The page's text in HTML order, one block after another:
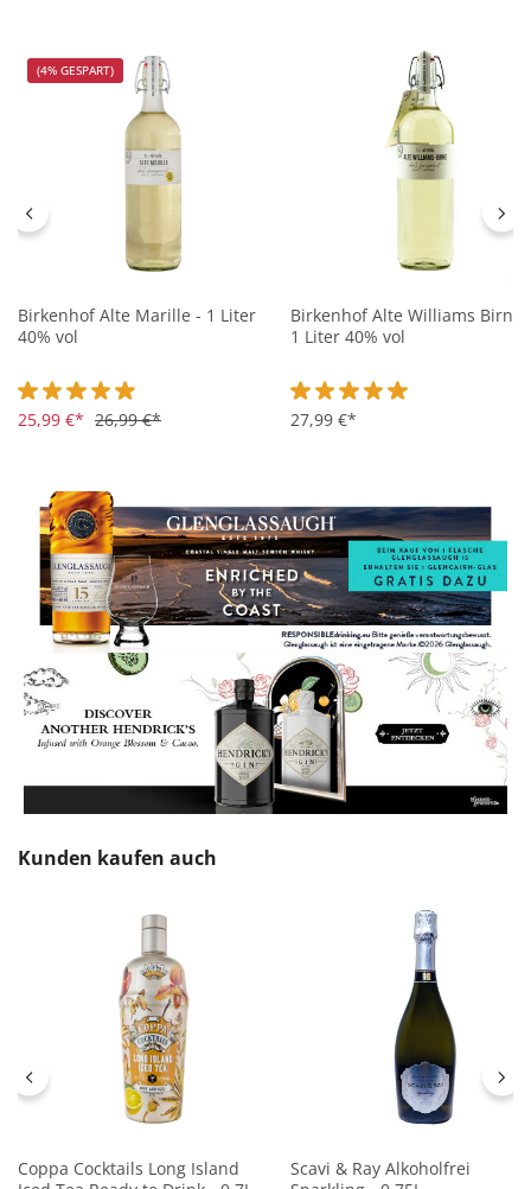
(4% GESPART)
Birkenhof Alte Marille - 1 Liter
40% vol
Durchschnittliche Bewertung von 4.9 von 5 Sternen
25,99 €* 26,99 €*
Birkenhof Alte Williams Birne
1 Liter 40% vol
Durchschnittliche
27,99 €*
Produktgalerie überspringen
Kunden kaufen auch
Coppa Cocktails Long Island
Scavi & Ray Alkoholfrei